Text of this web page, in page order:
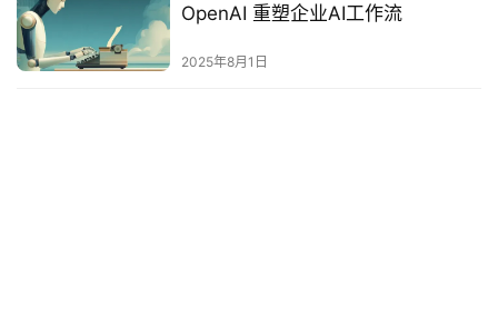
OpenAI 重塑企业AI工作流‌
2025年8月1日